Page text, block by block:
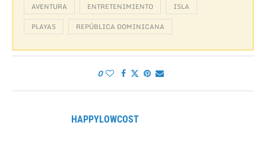
AVENTURA ENTRETENIMIENTO
ISLA
PLAYAS
REPÚBLICA DOMINICANA
0
HAPPYLOWCOST